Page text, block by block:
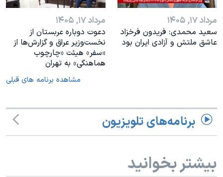
مرداد ۱۷, ۱۴۰۵
سعید محمدی: فریدون فرخزاد
عاشق ملتش و آزادی ایران بود
مرداد ۱۷, ۱۴۰۵
دعوت دوباره عربستان از
نخست‌وزیر عراق و گزارش‌ها از
«سفر» هیئت «چارچوب
هماهنگی» به تهران
مشاهده برنامه های قبلی
برنامه‌های تلویزیون
بیشتر بخوانید